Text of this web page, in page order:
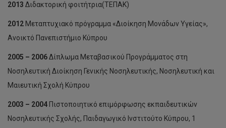
2013 Διδακτορική φοιτήτρια(ΤΕΠΑΚ)
2012 Μεταπτυχιακό πρόγραμμα «Διοίκηση Μονάδων Υγείας»,
Ανοικτό Πανεπιστήμιο Κύπρου
2005 – 2006Δίπλωμα Μεταβασικού Προγράμματος στη
Νοσηλευτική Διοίκηση Γενικής Νοσηλευτικής, Νοσηλευτική και
Μαιευτική Σχολή Κύπρου
2003 – 2004 Πιστοποιητικό επιμόρφωσης εκπαιδευτικών
Νοσηλευτικής Σχολής, Παιδαγωγικό Ινστιτούτο Κύπρου, 1